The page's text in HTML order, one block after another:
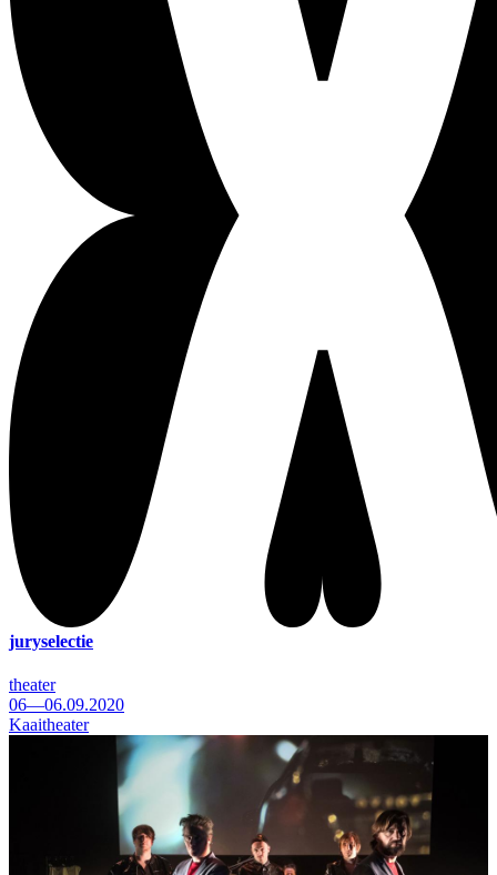
juryselectie
theater
06—06.09.2020
Kaaitheater